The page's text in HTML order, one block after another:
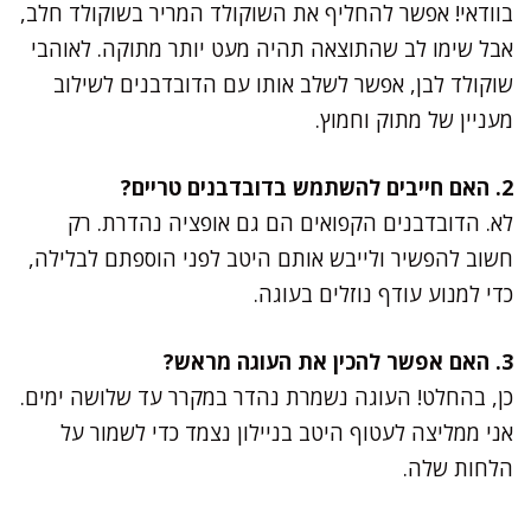
בוודאי! אפשר להחליף את השוקולד המריר בשוקולד חלב,
אבל שימו לב שהתוצאה תהיה מעט יותר מתוקה. לאוהבי
שוקולד לבן, אפשר לשלב אותו עם הדובדבנים לשילוב
מעניין של מתוק וחמוץ.
2. האם חייבים להשתמש בדובדבנים טריים?
לא. הדובדבנים הקפואים הם גם אופציה נהדרת. רק
חשוב להפשיר ולייבש אותם היטב לפני הוספתם לבלילה,
כדי למנוע עודף נוזלים בעוגה.
3. האם אפשר להכין את העוגה מראש?
כן, בהחלט! העוגה נשמרת נהדר במקרר עד שלושה ימים.
אני ממליצה לעטוף היטב בניילון נצמד כדי לשמור על
הלחות שלה.